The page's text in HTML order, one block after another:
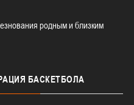
родным и близким
БАСКЕТБОЛА